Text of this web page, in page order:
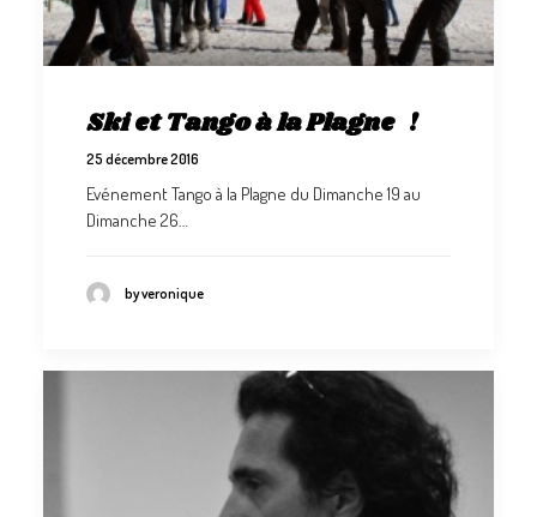
Ski et Tango à la Plagne !
25 décembre 2016
Evénement Tango à la Plagne du Dimanche 19 au
Dimanche 26…
by veronique